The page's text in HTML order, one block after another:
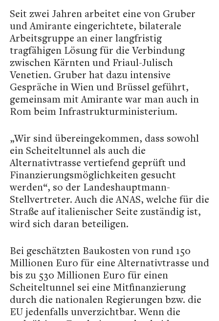
Seit zwei Jahren arbeitet eine von Gruber
und Amirante eingerichtete, bilaterale
Arbeitsgruppe an einer langfristig
tragfähigen Lösung für die Verbindung
zwischen Kärnten und Friaul-Julisch
Venetien. Gruber hat dazu intensive
Gespräche in Wien und Brüssel geführt,
gemeinsam mit Amirante war man auch in
Rom beim Infrastrukturministerium.
„Wir sind übereingekommen, dass sowohl
ein Scheiteltunnel als auch die
Alternativtrasse vertiefend geprüft und
Finanzierungsmöglichkeiten gesucht
werden“, so der Landeshauptmann-
Stellvertreter. Auch die ANAS, welche für die
Straße auf italienischer Seite zuständig ist,
wird sich daran beteiligen.
Bei geschätzten Baukosten von rund 150
Millionen Euro für eine Alternativtrasse und
bis zu 530 Millionen Euro für einen
Scheiteltunnel sei eine Mitfinanzierung
durch die nationalen Regierungen bzw. die
EU jedenfalls unverzichtbar. Wenn die